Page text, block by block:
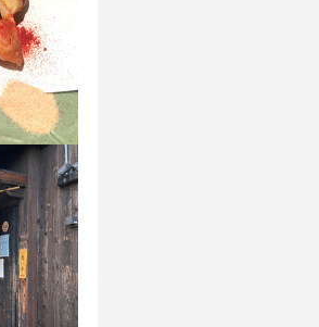
話しまし
話しまし
話しまし